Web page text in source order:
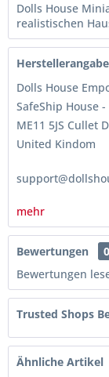
Dolls House
realistischen
Dolls House
SafeShip House
ME11 5JS Cullet
United Kindom
mehr
Bewertungen
0
Bewertungen
Trusted Shops
Ähnliche Artikel